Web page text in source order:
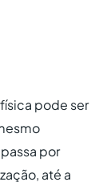
pode ser
por
até a